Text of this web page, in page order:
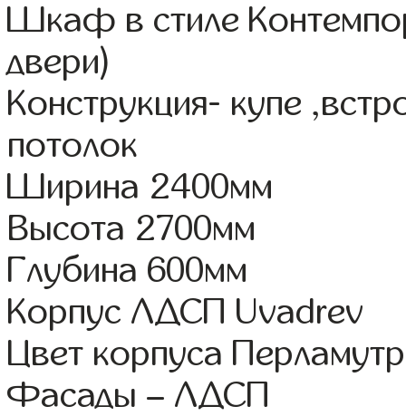
Шкаф в стиле
двери)
Конструкция- купе
потолок
Ширина 2400мм
Высота 2700мм
Глубина 600мм
Корпус ЛДСП Uvadrev
Цвет корпуса Перламутр
Фасады – ЛДСП